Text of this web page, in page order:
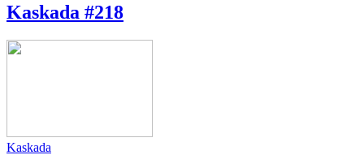
Kaskada #218
Kaskada